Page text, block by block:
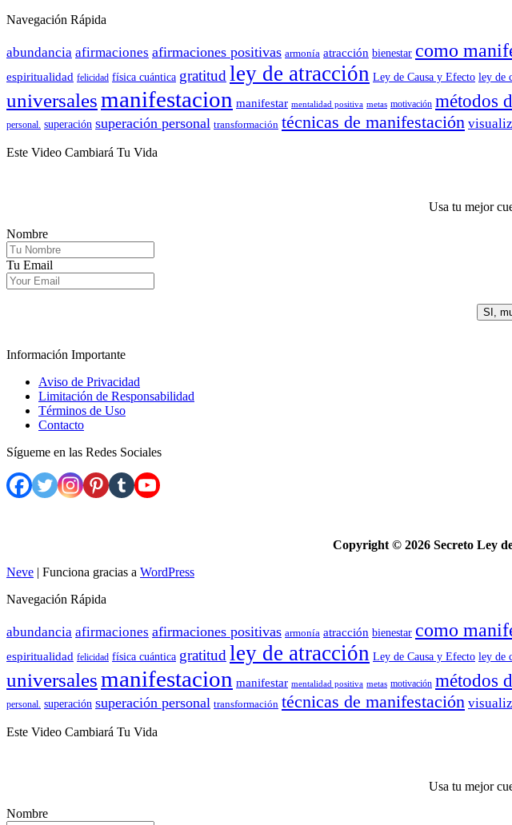
Navegación Rápida
abundancia afirmaciones afirmaciones positivas armonía atracción bienestar como
espiritualidad felicidad física cuántica gratitud ley de atracción Ley de Causa y Efecto ley de
universalesmanifestacion manifestar mentalidad positiva metas motivación métodos
personal. superación superación personal transformación técnicas de manifestación
Este Video Cambiará Tu Vida
Usa tu mejor
Nombre
Tu Email
SI,
Información Importante
Aviso de Privacidad
Limitación de Responsabilidad
Términos de Uso
Contacto
Sígueme en las Redes Sociales
Copyright © 2026 Secreto Ley
Neve | Funciona gracias a WordPress
Navegación Rápida
abundancia afirmaciones afirmaciones positivas armonía atracción bienestar como
espiritualidad felicidad física cuántica gratitud ley de atracción Ley de Causa y Efecto ley de
universalesmanifestacion manifestar mentalidad positiva metas motivación métodos
personal. superación superación personal transformación técnicas de manifestación
Este Video Cambiará Tu Vida
Usa tu mejor
Nombre